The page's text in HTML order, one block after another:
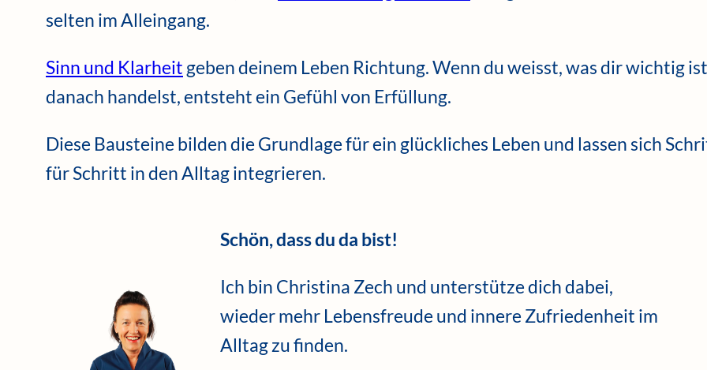
selten im Alleingang.
Sinn und Klarheit geben deinem Leben Richtung. Wenn du weisst, was dir wichtig
danach handelst, entsteht ein Gefühl von Erfüllung.
Diese Bausteine bilden die Grundlage für ein glückliches Leben und lassen sich
für Schritt in den Alltag integrieren.
Schön, dass du da bist!
Ich bin Christina Zech und unterstütze dich dabei,
wieder mehr Lebensfreude und innere Zufriedenheit im
Alltag zu finden.